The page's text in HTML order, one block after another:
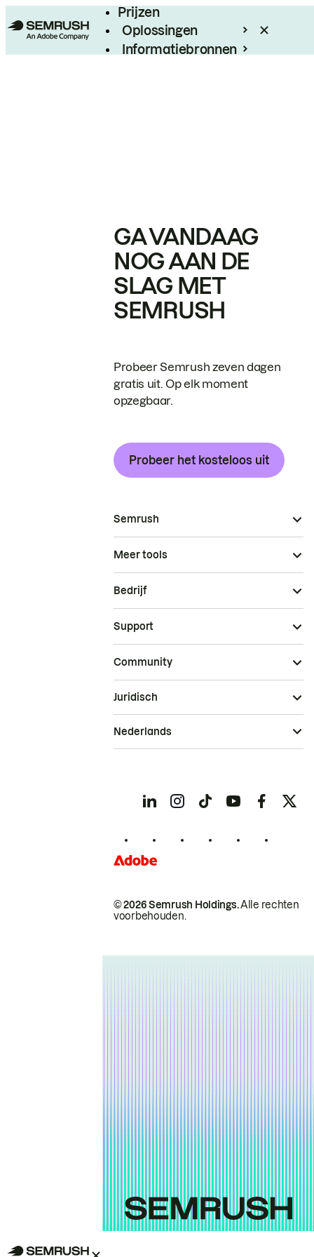
Prijzen
Oplossingen
Informatiebronnen
GA VANDAAG
NOG AAN DE
SLAG MET
SEMRUSH
Probeer Semrush zeven dagen
gratis uit. Op elk moment
opzegbaar.
Probeer het kosteloos uit
Semrush
Meer tools
Bedrijf
Support
Community
© 2026 Semrush Holdings.Alle rechten
voorbehouden.
Juridisch
Nederlands